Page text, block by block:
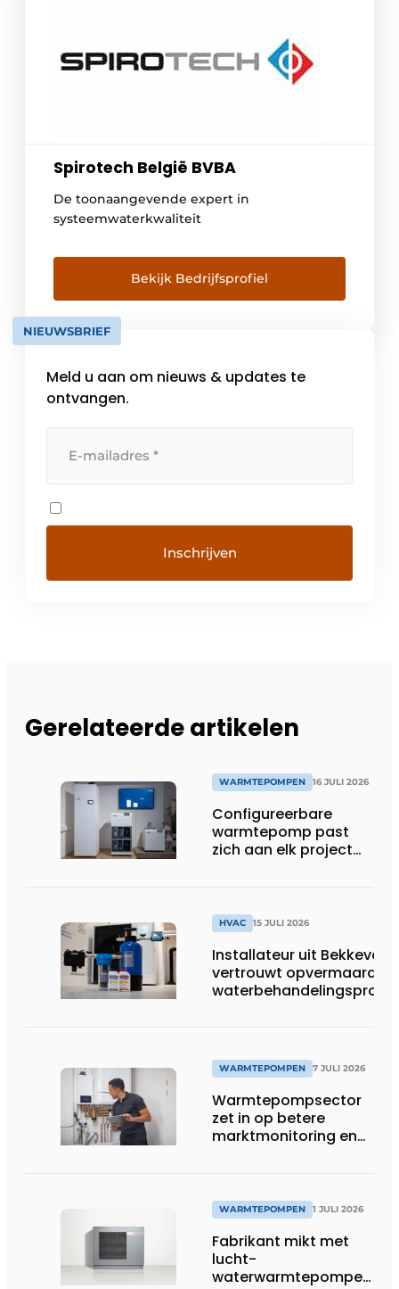
Spirotech België BVBA
De toonaangevende expert in
systeemwaterkwaliteit
Bekijk Bedrijfsprofiel
NIEUWSBRIEF
Meld u aan om nieuws & updates te
ontvangen.
Gerelateerde artikelen
WARMTEPOMPEN 16 JULI 2026
Configureerbare
warmtepomp past
zich aan elk project
HVAC 15 JULI 2026
Installateur uit
vertrouwt opvermaarde
WARMTEPOMPEN 7 JULI 2026
Warmtepompsector
zet in op betere
marktmonitoring en
WARMTEPOMPEN 1 JULI 2026
Fabrikant mikt met
lucht-
waterwarmtepompen